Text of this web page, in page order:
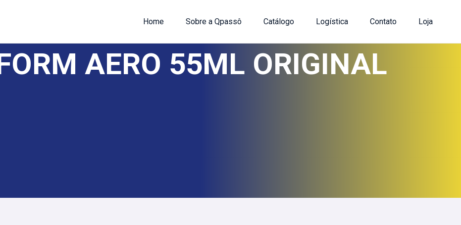
Home Sobre a Qpassô Catálogo Logística Contato Loja
AERO 55ML ORIGINAL